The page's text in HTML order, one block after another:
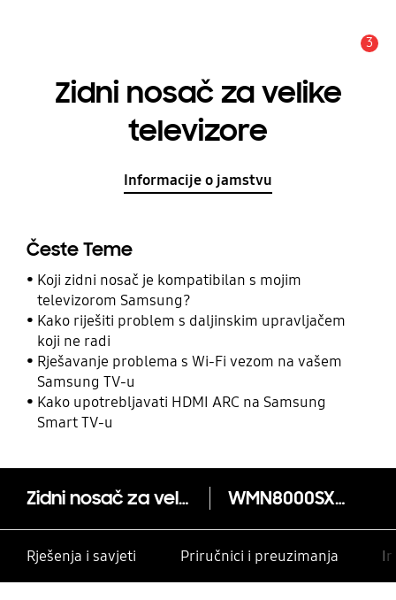
3
Zidni nosač za velike
televizore
Informacije o jamstvu
Česte Teme
Koji zidni nosač je kompatibilan s mojim
televizorom Samsung?
Kako riješiti problem s daljinskim upravljačem
koji ne radi
Rješavanje problema s Wi-Fi vezom na vašem
Samsung TV-u
Kako upotrebljavati HDMI ARC na Samsung
Smart TV-u
Zidni nosač za velike televizore WMN8000SXT/XC
Rješenja i savjeti Priručnici i preuzimanja